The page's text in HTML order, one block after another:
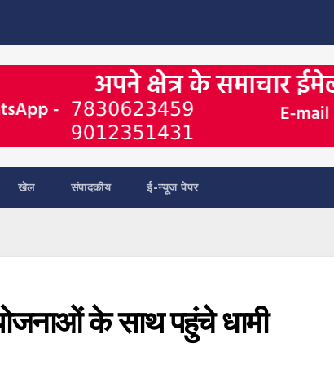
खेल संपादकीय ई-न्यूज पेपर
के साथ पहुंचे धामी